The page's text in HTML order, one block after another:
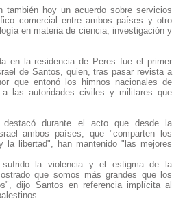
también hoy un acuerdo sobre servicios
comercial entre ambos países y otro
en materia de ciencia, investigación y
en la residencia de Peres fue el primer
de Santos, quien, tras pasar revista a
que entonó los himnos nacionales de
las autoridades civiles y militares que
destacó durante el acto que desde la
ambos países, que "comparten los
la libertad", han mantenido "las mejores
sufrido la violencia y el estigma de la
que somos más grandes que los
dijo Santos en referencia implícita al